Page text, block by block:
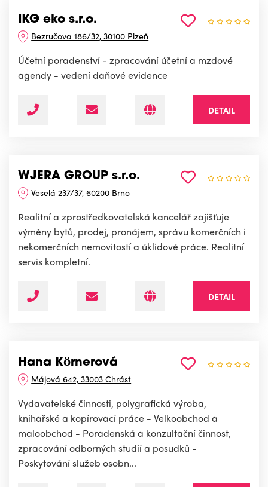
IKG eko s.r.o.
Bezručova 186/32, 30100 Plzeň
Účetní poradenství - zpracování účetní a mzdové
agendy - vedení daňové evidence
DETAIL
WJERA GROUP s.r.o.
Veselá 237/37, 60200 Brno
Realitní a zprostředkovatelská kancelář zajišťuje
výměny bytů, prodej, pronájem, správu komerčních i
nekomerčních nemovitostí a úklidové práce. Realitní
servis kompletní.
DETAIL
Hana Körnerová
Májová 642, 33003 Chrást
Vydavatelské činnosti, polygrafická výroba,
knihařské a kopírovací práce - Velkoobchod a
maloobchod - Poradenská a konzultační činnost,
zpracování odborných studií a posudků -
Poskytování služeb osobn...